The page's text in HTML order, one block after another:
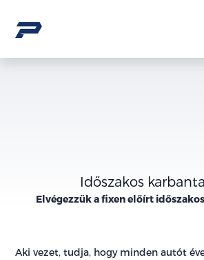
Időszakos
Elvégezzük a fixen előírt
Aki vezet, tudja, hogy minden autót